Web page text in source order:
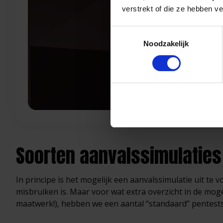
verstrekt of die ze hebben
Noodzakelijk
Soorten aanvalssimulaties
In principe is het mogelijk een aanvalssimulatie uit te
misbruiken is. Maar voor wat extra overzicht in de
maatwerk!), hebben we een aantal “standaard”